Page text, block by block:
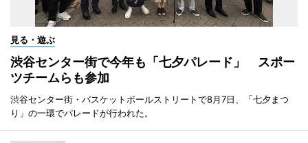
見る・遊ぶ
渋谷センター街で今年も「七夕パレード」 スポー
ツチームらも参加
渋谷センター街・バスケットボールストリートで8月7日、「七夕まつ
り」の一環でパレードが行われた。